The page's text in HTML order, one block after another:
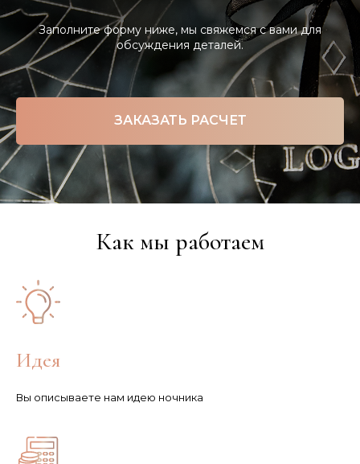
Заполните форму ниже, мы свяжемся с вами для
обсуждения деталей.
ЗАКАЗАТЬ РАСЧЕТ
Как мы работаем
Идея
Вы описываете нам идею ночника